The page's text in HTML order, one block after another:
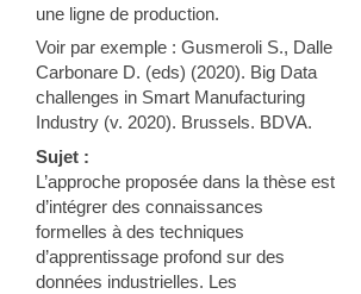
une ligne de production.
Voir par exemple : Gusmeroli S., Dalle
Carbonare D. (eds) (2020). Big Data
challenges in Smart Manufacturing
Industry (v. 2020). Brussels. BDVA.
Sujet :
L’approche proposée dans la thèse est
d’intégrer des connaissances
formelles à des techniques
d’apprentissage profond sur des
données industrielles. Les